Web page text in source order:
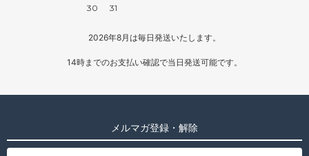
30
31
2026年8月は毎日発送いたします。
14時までのお支払い確認で当日発送可能です。
メルマガ登録・解除